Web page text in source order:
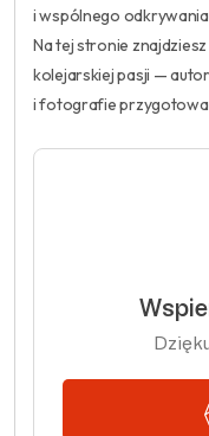
i wspólnego
Na tej stronie
kolejarskiej pasji —
i fotografie